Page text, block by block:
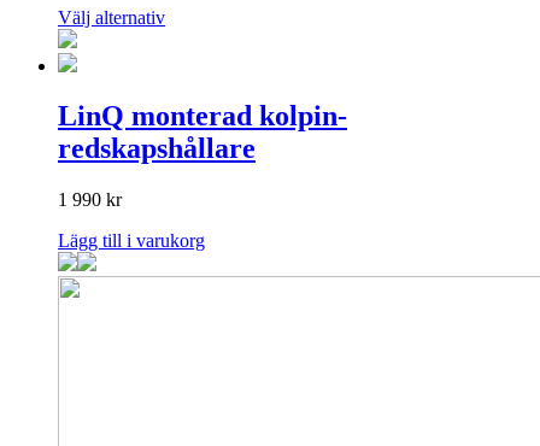
Välj alternativDen
varianter.
De
olika
väljas
på
produktsidan
LinQ monterad kolpin-
redskapshållare
1 990 kr
Lägg till i varukorg